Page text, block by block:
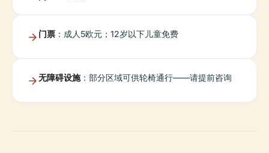
门票 ：成人5欧元；12岁以下儿童免费
无障碍设施：部分区域可供轮椅通行——请提前咨询